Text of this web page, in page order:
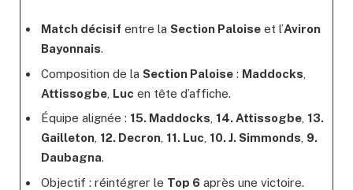
Match décisif entre la Section Paloiseet l’Aviron
Bayonnais.
Composition de la Section Paloise: Maddocks
Attissogbe, Luc en tête d’affiche.
Équipe alignée : 15. Maddocks 14. Attissogbe, 13.
Gailleton, 12. Decron, 11. Luc 10. J. Simmonds 9.
Daubagna.
Objectif : réintégrer le Top 6 après une victoire.